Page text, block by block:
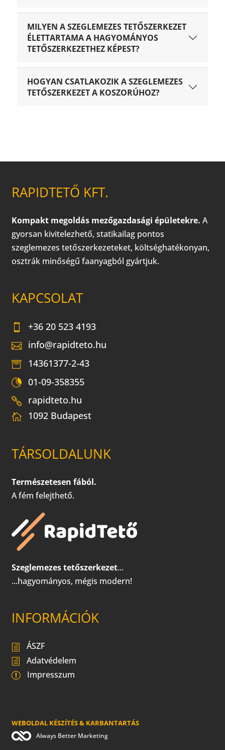
MILYEN A SZEGLEMEZES TETŐSZERKEZET
ÉLETTARTAMA A HAGYOMÁNYOS
TETŐSZERKEZETHEZ KÉPEST?
HOGYAN CSATLAKOZIK A SZEGLEMEZES
TETŐSZERKEZET A KOSZORÚHOZ?
RAPIDTETŐ KFT.
Kompakt megoldás mezőgazdasági épületekre. A
gyorsan kivitelezhető, statikailag pontos
szeglemezes tetőszerkezeteket, költséghatékonyan,
osztrák minőségű faanyagból gyártjuk.
KAPCSOLAT
+36 20 523 4193
info@rapidteto.hu
14361377-2-43
01-09-358355
rapidteto.hu
1092 Budapest
TÁRSOLDALUNK
Természetesen fából.
A fém felejthető.
Szeglemezes tetőszerkezet...
...hagyományos, mégis modern!
INFORMÁCIÓK
ÁSZF
Adatvédelem
Impresszum
WEBOLDAL KÉSZÍTÉS & KARBANTARTÁS
Always Better Marketing